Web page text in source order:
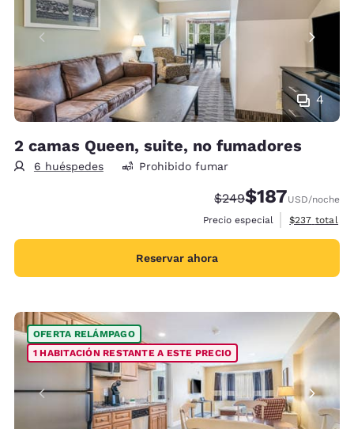
4
2 camas Queen, suite, no fumadores
6 huéspedes Prohibido fumar
Precio tachado:
$249Precio con
$187USD/noche
Precio especial
Ver detalles
$237 total
Reservar ahora
OFERTA RELÁMPAGO
1 HABITACIÓN RESTANTE A ESTE PRECIO